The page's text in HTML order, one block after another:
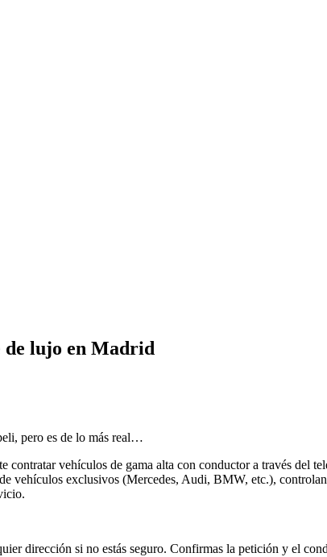
de lujo en Madrid
pero es de lo más real…
vehículos de gama alta con conductor a través del
vehículos exclusivos (Mercedes, Audi, BMW, etc.),
dirección si no estás seguro. Confirmas la petición y el